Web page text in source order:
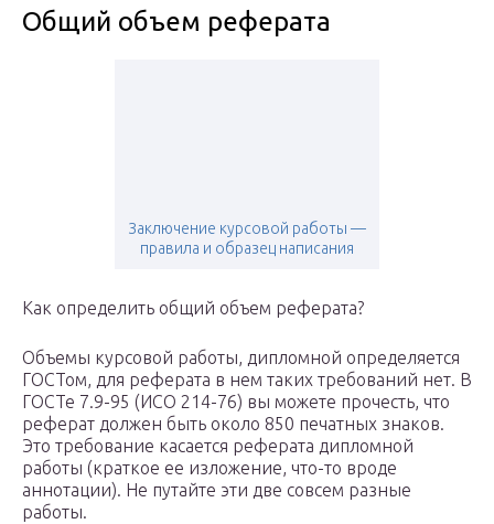
Общий объем реферата
Заключение курсовой работы —
правила и образец написания
Как определить общий объем реферата?
Объемы курсовой работы, дипломной определяется
ГОСТом, для реферата в нем таких требований нет. В
ГОСТе 7.9-95 (ИСО 214-76) вы можете прочесть, что
реферат должен быть около 850 печатных знаков.
Это требование касается реферата дипломной
работы (краткое ее изложение, что-то вроде
аннотации). Не путайте эти две совсем разные
работы.